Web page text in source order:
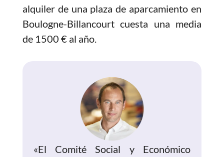
alquiler de una plaza de aparcamiento en
Boulogne-Billancourt cuesta una media
de 1500 € al año.
«El Comité Social y Económico